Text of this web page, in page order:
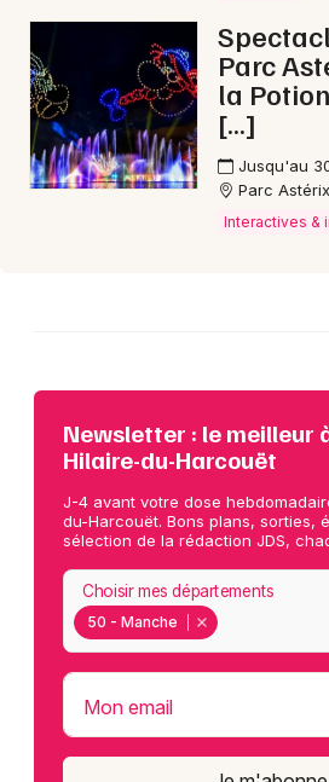
Mon email
Je m'abonne
Parc
la
[…]
Jusqu'au
Parc
Interactives &
Newsletter : le meilleur
Hilaire-du-Harcouët
J-4 avant votre dose
du-Harcouët. Bons plans, sorties,
sélection de la rédaction JDS,
50 - Manche
Choisir mes départements
Mon email